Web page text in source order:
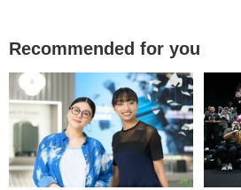
Recommended for you